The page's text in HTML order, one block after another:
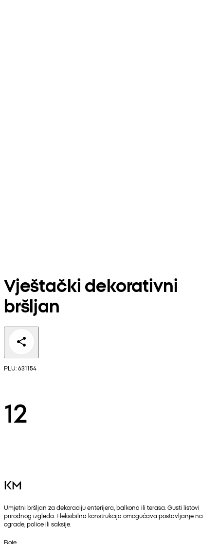
Vještački dekorativni
bršljan
PLU: 631154
12
KM
Umjetni bršljan za dekoraciju enterijera, balkona ili terasa. Gusti listovi
prirodnog izgleda. Fleksibilna konstrukcija omogućava postavljanje na
ograde, police ili saksije.
Boje